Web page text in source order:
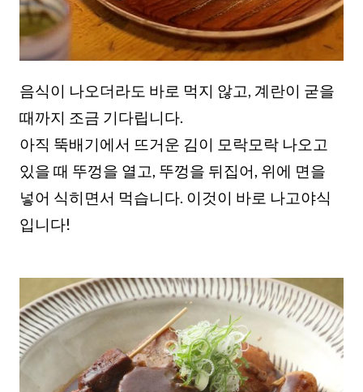
음식이 나오더라도 바로 먹지 않고, 계란이 굳을
때까지 조금 기다립니다.
아직 뚝배기에서 뜨거운 김이 모락모락 나오고
있을 때 뚜껑을 열고, 뚜껑을 뒤집어, 위에 면을
넣어 식히면서 먹습니다. 이것이 바로 나고야식
입니다!